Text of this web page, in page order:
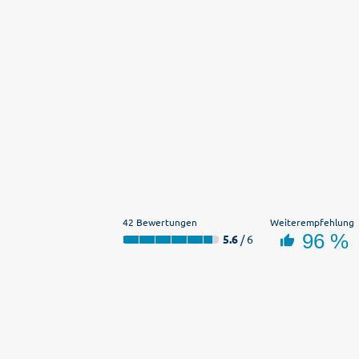
42 Bewertungen
5.6 / 6
Weiterempfehlung
96 %